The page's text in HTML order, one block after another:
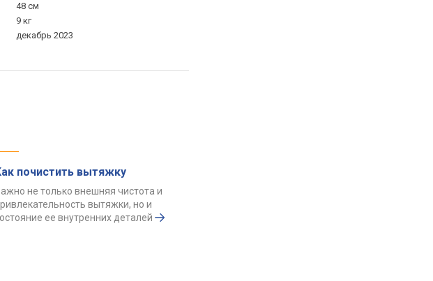
48 см
9 кг
декабрь 2023
почистить вытяжку
не только внешняя чистота и
вытяжки, но и
ее внутренних деталей